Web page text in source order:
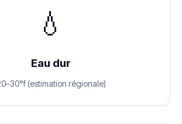
💧
Eau dur
(estimation régionale)